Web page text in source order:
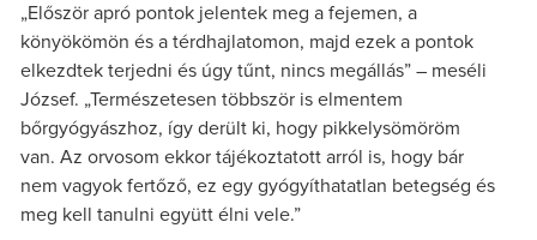
„Először apró pontok jelentek meg a fejemen, a
könyökömön és a térdhajlatomon, majd ezek a pontok
elkezdtek terjedni és úgy tűnt, nincs megállás” – meséli
József. „Természetesen többször is elmentem
bőrgyógyászhoz, így derült ki, hogy pikkelysömöröm
van. Az orvosom ekkor tájékoztatott arról is, hogy bár
nem vagyok fertőző, ez egy gyógyíthatatlan betegség és
meg kell tanulni együtt élni vele.”